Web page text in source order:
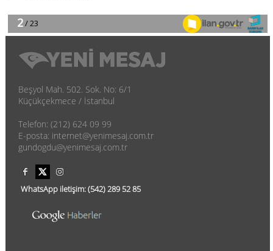
Beşyol Mah. 502. Sok. No: 6/1
Küçükçekmece / İstanbul
Telefon: (212) 624 09 99
E-posta: internet@yenimesaj.com.tr
gundogdu@yenimesaj.com.tr
WhatsApp iletişim:(542)289 52 85